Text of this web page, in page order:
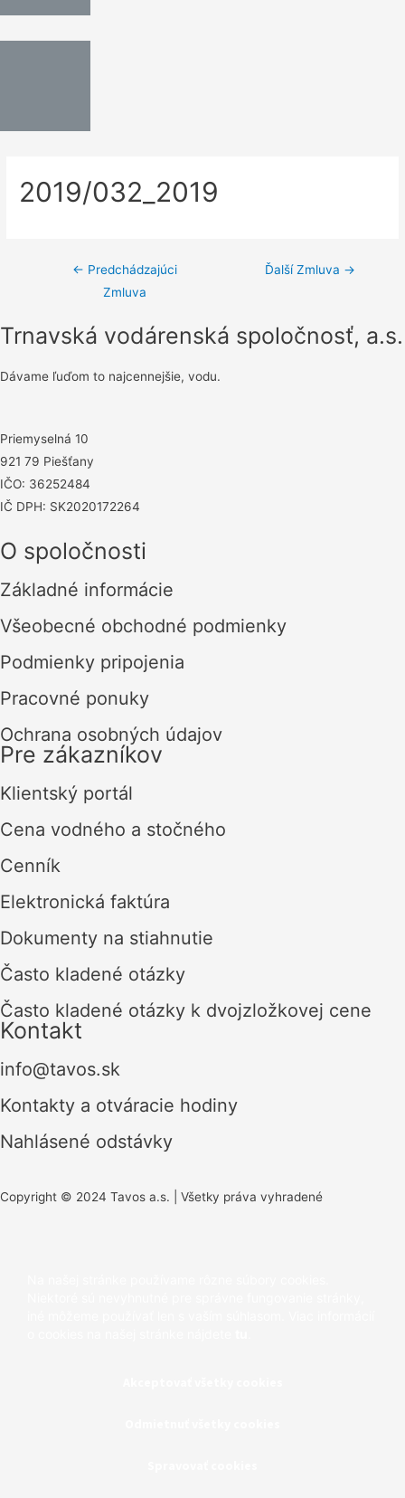
2019/032_2019
← Predchádzajúci
Zmluva
Ďalší Zmluva →
Trnavská vodárenská spoločnosť, a.s.
Dávame ľuďom to najcennejšie, vodu.
Priemyselná 10
921 79 Piešťany
IČO: 36252484
IČ DPH: SK2020172264
O spoločnosti
Základné informácie
Všeobecné obchodné podmienky
Podmienky pripojenia
Pracovné ponuky
Ochrana osobných údajov
Pre zákazníkov
Klientský portál
Cena vodného a stočného
Cenník
Elektronická faktúra
Dokumenty na stiahnutie
Často kladené otázky
Často kladené otázky k dvojzložkovej cene
Kontakt
info@tavos.sk
Kontakty a otváracie hodiny
Nahlásené odstávky
Copyright © 2024 Tavos a.s. | Všetky práva vyhradené